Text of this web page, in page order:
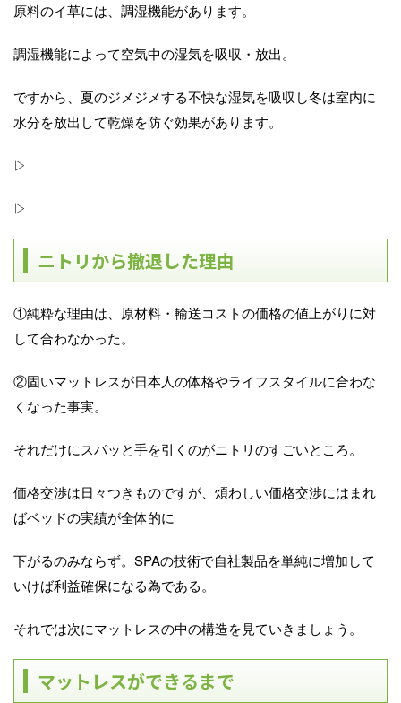
原料のイ草には、調湿機能があります。
調湿機能によって空気中の湿気を吸収・放出。
ですから、夏のジメジメする不快な湿気を吸収し冬は室内に
水分を放出して乾燥を防ぐ効果があります。
▷
▷
ニトリから撤退した理由
①純粋な理由は、原材料・輸送コストの価格の値上がりに対
して合わなかった。
②固いマットレスが日本人の体格やライフスタイルに合わな
くなった事実。
それだけにスパッと手を引くのがニトリのすごいところ。
価格交渉は日々つきものですが、煩わしい価格交渉にはまれ
ばベッドの実績が全体的に
下がるのみならず。SPAの技術で自社製品を単純に増加して
いけば利益確保になる為である。
それでは次にマットレスの中の構造を見ていきましょう。
マットレスができるまで